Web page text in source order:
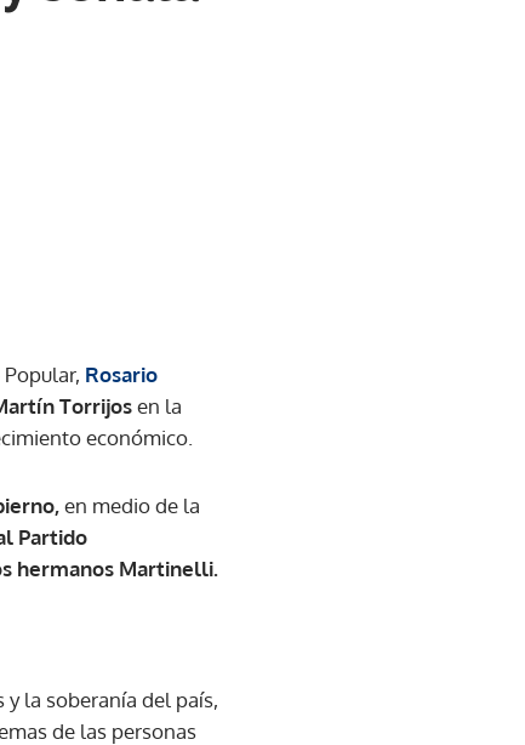
Rosario
Torrijosen la
económico.
en medio de la
Partido
hermanos Martinelli.
la soberanía del país,
de las personas